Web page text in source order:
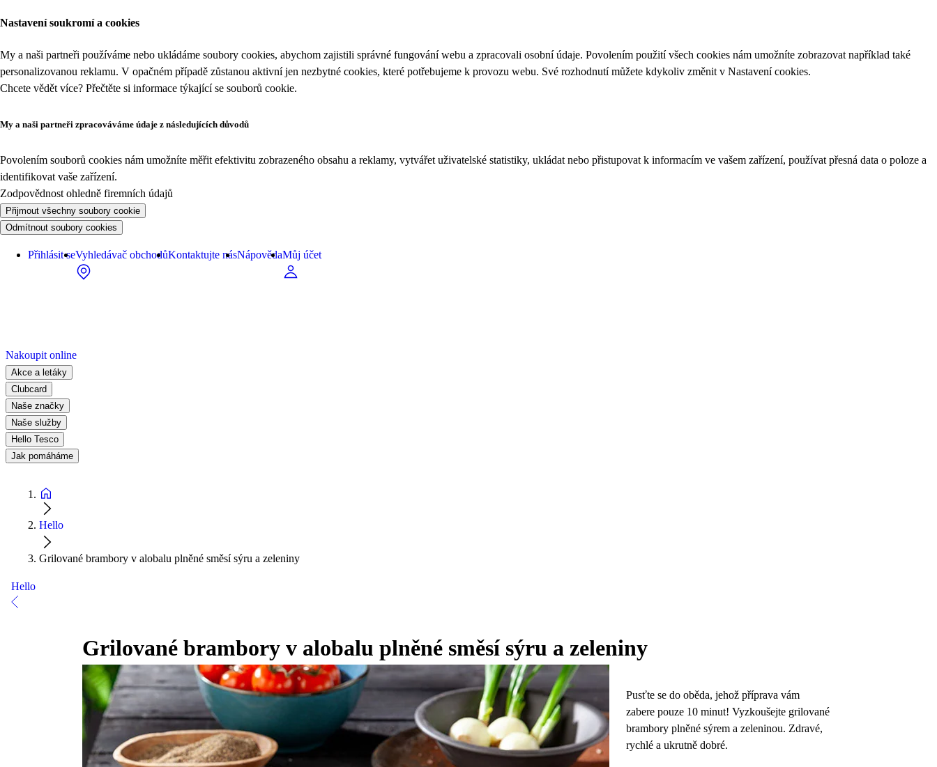
Nastavení soukromí a cookies
My a naši partneři používáme nebo ukládáme soubory cookies, abychom zajistili správné fungování webu a zpracovali osobní údaje. Povolením použití všech cookies nám umožníte zobrazovat například také
personalizovanou reklamu. V opačném případě zůstanou aktivní jen nezbytné cookies, které potřebujeme k provozu webu. Své rozhodnutí můžete kdykoliv změnit v Nastavení cookies.
Chcete vědět více? Přečtěte si informace týkající se souborů cookie.
My a naši partneři zpracováváme údaje z následujících důvodů
Povolením souborů cookies nám umožníte měřit efektivitu zobrazeného obsahu a reklamy, vytvářet uživatelské statistiky, ukládat nebo přistupovat k informacím ve vašem zařízení, používat přesná data o poloze a
identifikovat vaše zařízení.
Zodpovědnost ohledně firemních údajů
Přijmout všechny soubory cookie
Odmítnout soubory cookies
Přihlásit seVyhledávač obchodůKontaktujte násNápovědaMůj účet
Nakoupit online
Akce a letáky
Clubcard
Naše značky
Naše služby
Hello Tesco
Jak pomáháme
Hello
Grilované brambory v alobalu plněné směsí sýru a zeleniny
Hello
Grilované brambory v alobalu plněné směsí sýru a zeleniny
Pusťte se do oběda, jehož příprava vám
zabere pouze 10 minut! Vyzkoušejte grilované
brambory plněné sýrem a zeleninou. Zdravé,
rychlé a ukrutně dobré.